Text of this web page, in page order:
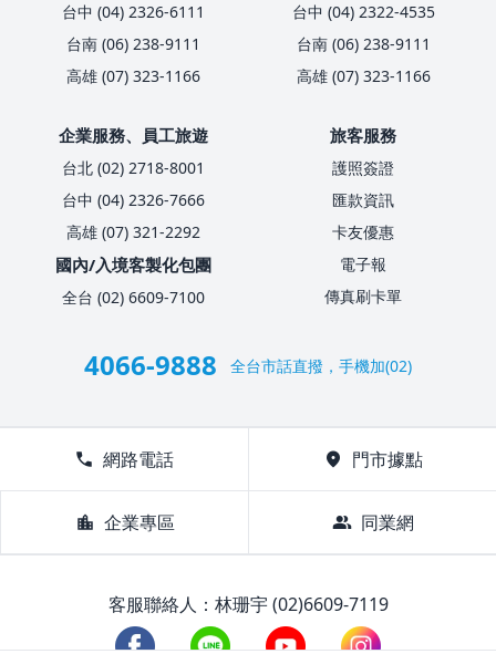
台中 (04) 2326-6111
台南 (06) 238-9111
高雄 (07) 323-1166
台中 (04) 2322-4535
台南 (06) 238-9111
高雄 (07) 323-1166
企業服務、員工旅遊
台北 (02) 2718-8001
台中 (04) 2326-7666
高雄 (07) 321-2292
國內/入境客製化包團
全台 (02) 6609-7100
旅客服務
護照簽證
匯款資訊
卡友優惠
電子報
傳真刷卡單
4066-9888 全台市話直撥，手機加(02)
call 網路電話 location_on 門市據點
location_city 企業專區 group 同業網
客服聯絡人：林珊宇 (02)6609-7119